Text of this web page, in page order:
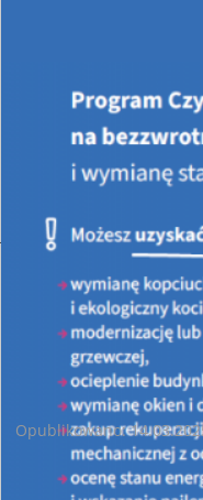
Jesteś tutaj:STRONA
Aktualne
Ankieta dla Gmin
Opublikowano:
Deklaracja chęci
Programie